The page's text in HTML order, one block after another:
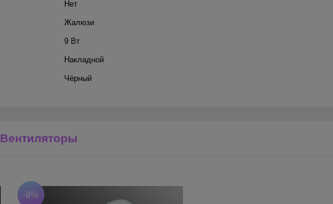
Нет
Жалюзи
9 Вт
Накладной
Чёрный
Вентиляторы
-8%